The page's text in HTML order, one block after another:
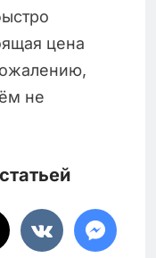
цена
не